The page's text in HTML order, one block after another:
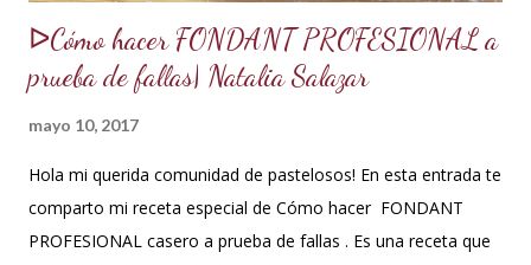
ᐅCómo hacer FONDANT PROFESIONAL a
prueba de fallas| Natalia Salazar
mayo 10, 2017
Hola mi querida comunidad de pastelosos! En esta entrada te
comparto mi receta especial de Cómo hacer FONDANT
PROFESIONAL casero a prueba de fallas . Es una receta que